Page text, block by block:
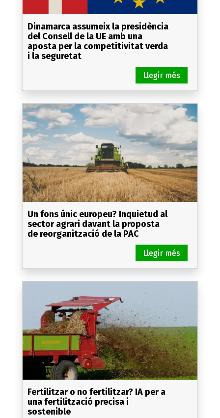
Dinamarca assumeix la presidència
del Consell de la UE amb una
aposta per la competitivitat verda
i la seguretat
Un fons únic europeu? Inquietud al
sector agrari davant la proposta
de reorganització de la PAC
Fertilitzar o no fertilitzar? IA per a
una fertilització precisa i
sostenible